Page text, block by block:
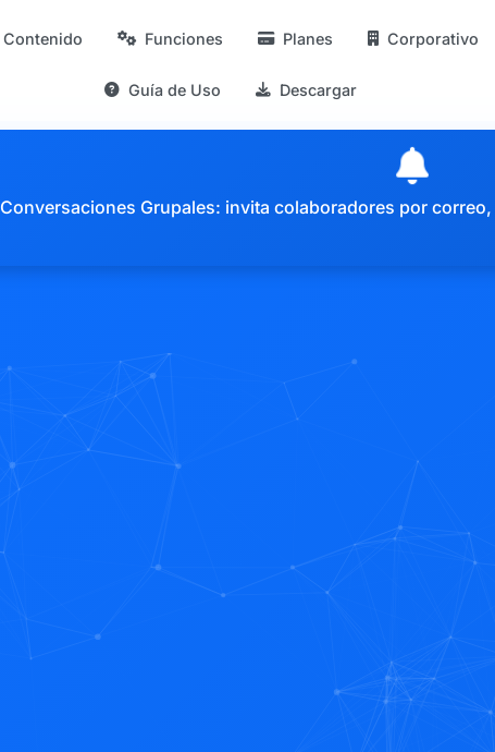
Contenido Funciones Planes Corporativo
Guía de Uso Descargar
Conversaciones Grupales: invita colaboradores por